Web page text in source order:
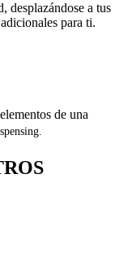
desplazándose a tus
para ti.
de una